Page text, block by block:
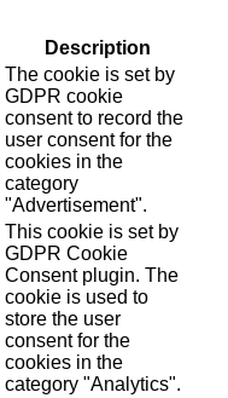
Description
The cookie is set by
GDPR cookie
consent to record the
user consent for the
cookies in the
category
"Advertisement".
This cookie is set by
GDPR Cookie
Consent plugin. The
cookie is used to
store the user
consent for the
cookies in the
category "Analytics".